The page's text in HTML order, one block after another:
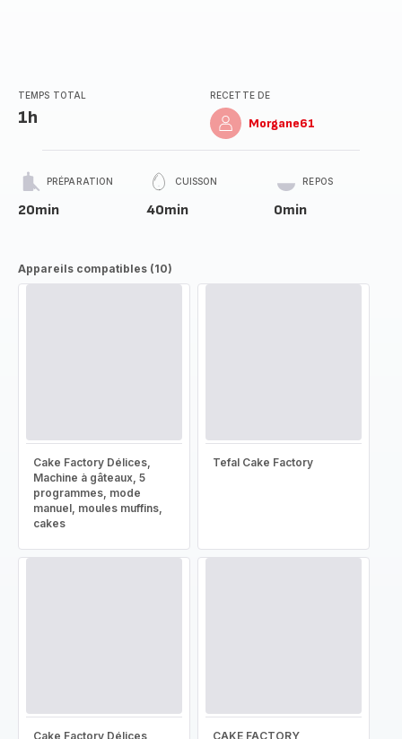
TEMPS TOTAL
1h
RECETTE DE
Morgane61
PRÉPARATION
20min
CUISSON
40min
REPOS
0min
Appareils compatibles (10)
Cake Factory Délices,
Machine à gâteaux, 5
programmes, mode
manuel, moules muffins,
cakes
Tefal Cake Factory
Cake Factory Délices,
CAKE FACTORY